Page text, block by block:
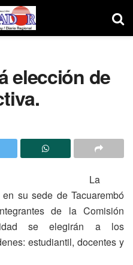
elección de
La
su sede de Tacuarembó
de la Comisión
se elegirán a los
estudiantil, docentes y